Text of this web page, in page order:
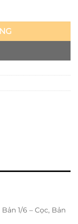
Bản 1/6 – Cọc, Bản